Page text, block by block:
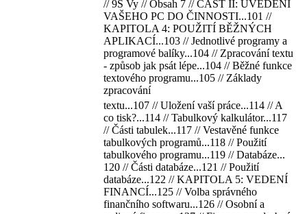
// 9S Vy // Obsah 7 // ČÁST II: UVEDENÍ
VAŠEHO PC DO ČINNOSTI...101 //
KAPITOLA 4: POUŽITÍ BĚŽNÝCH
APLIKACÍ...103 // Jednotlivé programy a
programové balíky...104 // Zpracování textu
- způsob jak psát lépe...104 // Běžné funkce
textového programu...105 // Základy
zpracování
textu...107 // Uložení vaší práce...114 // A
co tisk?...114 // Tabulkový kalkulátor...117
// Části tabulek...117 // Vestavěné funkce
tabulkových programů...118 // Použití
tabulkového programu...119 // Databáze...
120 // Části databáze...121 // Použití
databáze...122 // KAPITOLA 5: VEDENÍ
FINANCÍ...125 // Volba správného
finančního softwaru...126 // Osobní a